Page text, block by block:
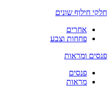
חלקי חילוף שונים
אחרים
פחחות וצבע
פנסים ומראות
פנסים
מראות